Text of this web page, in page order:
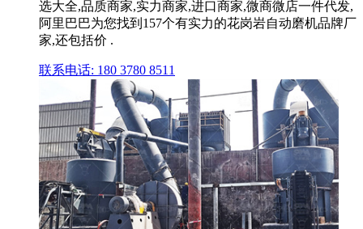
选大全,品质商家,实力商家,进口商家,微商微店一件代发,
阿里巴巴为您找到157个有实力的花岗岩自动磨机品牌厂
家,还包括价 .
联系电话: 180 3780 8511